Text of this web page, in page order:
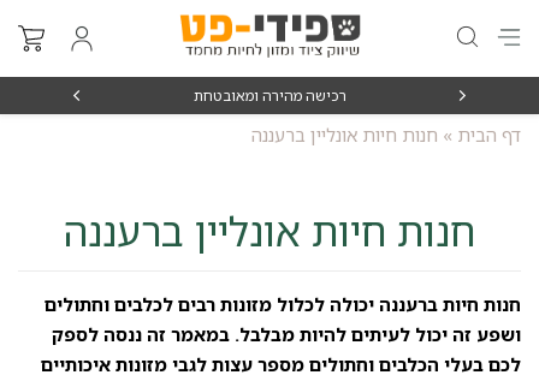
רכישה מהירה ומאובטחת
דף הבית » חנות חיות אונליין ברעננה
חנות חיות אונליין ברעננה
חנות חיות ברעננה יכולה לכלול מזונות רבים לכלבים וחתולים
ושפע זה יכול לעיתים להיות מבלבל. במאמר זה ננסה לספק
לכם בעלי הכלבים וחתולים מספר עצות לגבי מזונות איכותיים